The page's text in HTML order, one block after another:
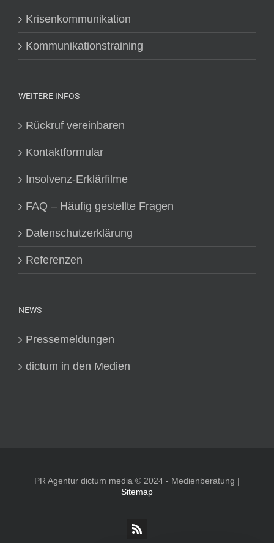
Krisenkommunikation
Kommunikationstraining
WEITERE INFOS
Rückruf vereinbaren
Kontaktformular
Insolvenz-Erklärfilme
FAQ – Häufig gestellte Fragen
Datenschutzerklärung
Referenzen
NEWS
Pressemeldungen
dictum in den Medien
PR Agentur dictum media © 2024 - Medienberatung |
Sitemap
Rss